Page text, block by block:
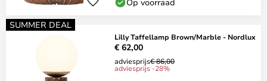
SUMMER DEAL
Lilly Taffellamp Brown/Marble - Nordlux
€ 62,00
adviesprijs€ 86,00
adviesprijs -28%